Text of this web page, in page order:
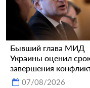
Бывший глава МИД
Украины оценил
завершения
07/08/2026